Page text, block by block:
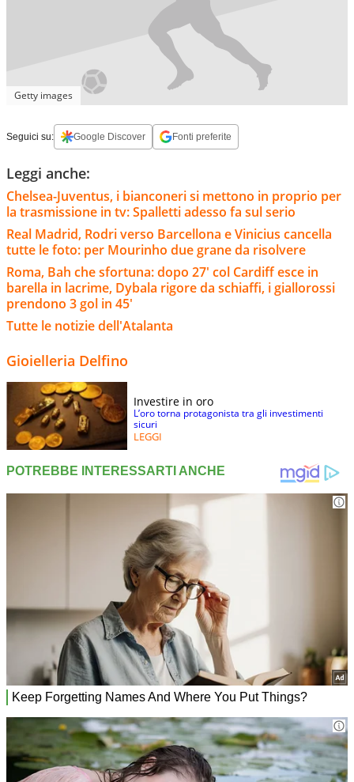
Getty images
Seguici su: Google Discover Fonti preferite
Leggi anche:
Chelsea-Juventus, i bianconeri si mettono in proprio per
la trasmissione in tv: Spalletti adesso fa sul serio
Real Madrid, Rodri verso Barcellona e Vinicius cancella
tutte le foto: per Mourinho due grane da risolvere
Roma, Bah che sfortuna: dopo 27' col Cardiff esce in
barella in lacrime, Dybala rigore da schiaffi, i giallorossi
prendono 3 gol in 45'
Tutte le notizie dell'Atalanta
Gioielleria Delfino
Investire in oro
L’oro torna protagonista tra gli investimenti
sicuri
LEGGI